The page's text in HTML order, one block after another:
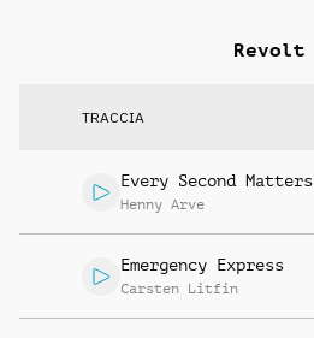
Revolt
TRACCIA
Every Second Matters
Henny Arve
Emergency Express
Carsten Litfin